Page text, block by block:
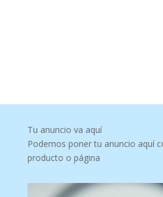
Tu anuncio va aquí
Podemos poner tu anuncio aquí
producto o página